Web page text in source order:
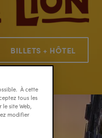
LA
BILLETS + HÔTEL
À cette
tous les
site Web,
modifier